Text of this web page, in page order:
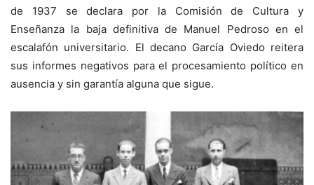
de 1937 se declara por la Comisión de Cultura y
Enseñanza la baja definitiva de Manuel Pedroso en el
escalafón universitario. El decano García Oviedo reitera
sus informes negativos para el procesamiento político en
ausencia y sin garantía alguna que sigue.